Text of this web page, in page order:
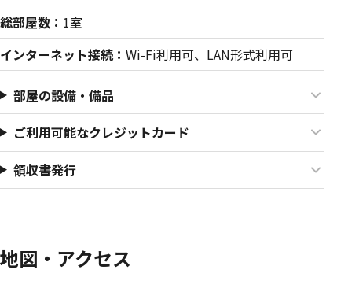
総部屋数： 1室
インターネット接続： Wi-Fi利用可、LAN形式利用可
部屋の設備・備品
ご利用可能なクレジットカード
領収書発行
地図・アクセス